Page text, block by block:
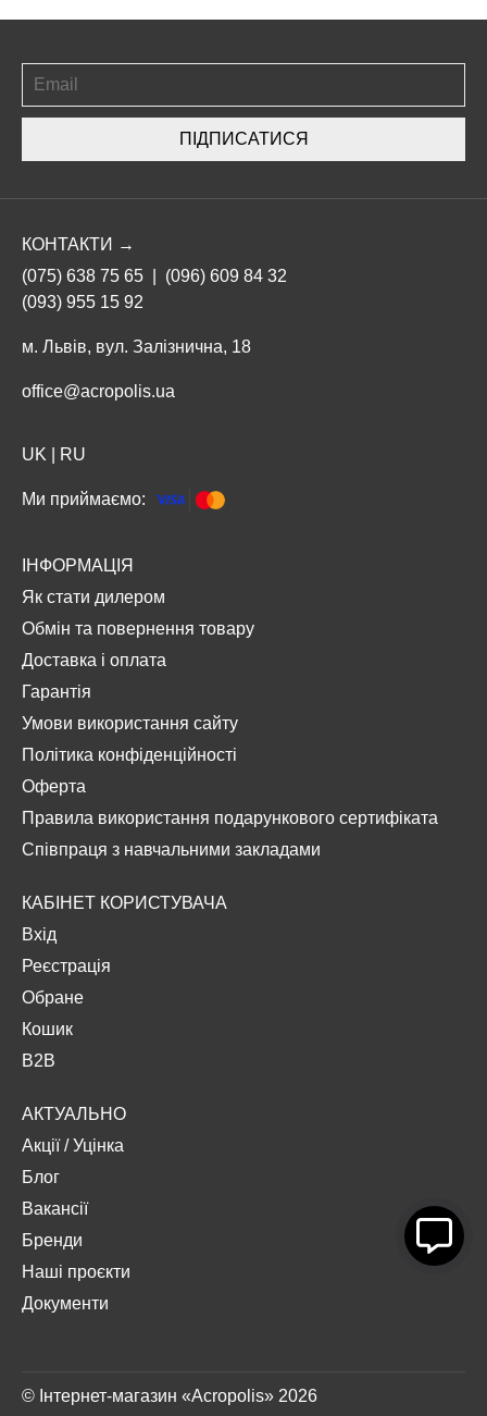
ПІДПИСАТИСЯ
КОНТАКТИ →
(075) 638 75 65
(096) 609 84 32
(093) 955 15 92
м. Львів, вул. Залізнична, 18
office@acropolis.ua
UK RU
Ми приймаємо:
ІНФОРМАЦІЯ
Як стати дилером
Обмін та повернення товару
Доставка і оплата
Гарантія
Умови використання сайту
Політика конфіденційності
Оферта
Правила використання подарункового сертифіката
Співпраця з навчальними закладами
КАБІНЕТ КОРИСТУВАЧА
Вхід
Реєстрація
Обране
Кошик
B2B
АКТУАЛЬНО
Акції/Уцінка
Блог
Вакансії
Бренди
Наші проєкти
Документи
© Інтернет-магазин «Acropolis» 2026